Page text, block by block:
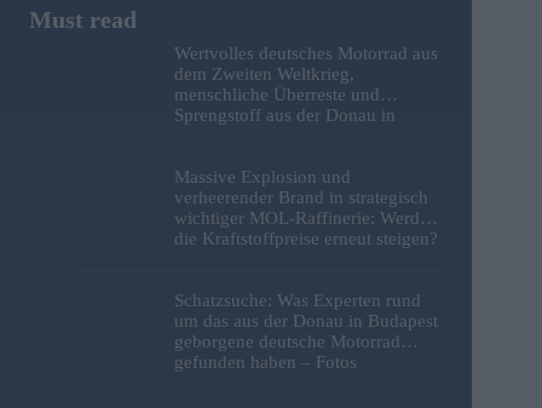
Wertvolles deutsches Motorrad aus
dem Zweiten Weltkrieg,
menschliche Überreste und
Sprengstoff aus der Donau in
Massive Explosion und
verheerender Brand in strategisch
wichtiger MOL-Raffinerie: Werden
die Kraftstoffpreise erneut steigen?
Schatzsuche: Was Experten rund
um das aus der Donau in Budapest
geborgene deutsche Motorrad
gefunden haben – Fotos